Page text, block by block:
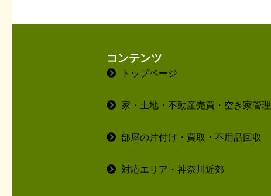
コンテンツ
トップページ
家・土地・不動産売買・空き家管理
部屋の片付け・買取・不用品回収
対応エリア・神奈川近郊